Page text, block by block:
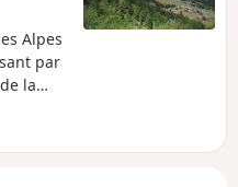
Alpes
par
la